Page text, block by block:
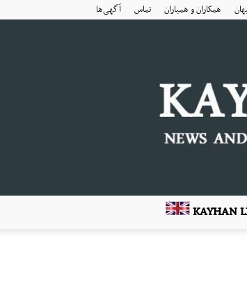
همکاران و همیاران تماس آگهی‌ها
KAYHAN